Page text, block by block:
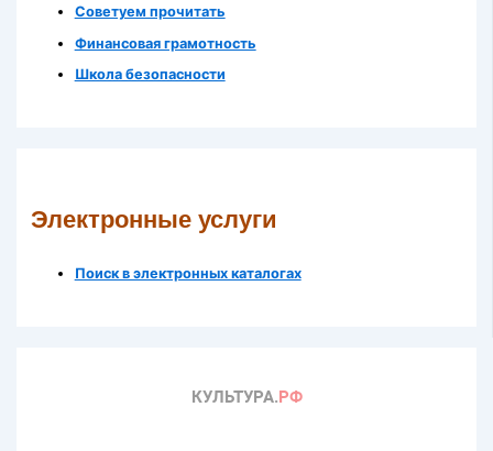
Советуем прочитать
Финансовая грамотность
Школа безопасности
Электронные услуги
Поиск в электронных каталогах